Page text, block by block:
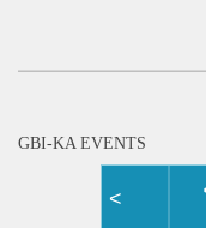
GBI-KA EVENTS
<